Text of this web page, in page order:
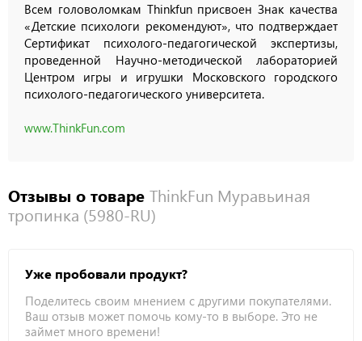
Всем головоломкам Thinkfun присвоен Знак качества
«Детские психологи рекомендуют», что подтверждает
Сертификат психолого-педагогической экспертизы,
проведенной Научно-методической лабораторией
Центром игры и игрушки Московского городского
психолого-педагогического университета.
www.ThinkFun.com
Отзывы о товаре ThinkFun Муравьиная
тропинка (5980-RU)
Уже пробовали продукт?
Поделитесь своим мнением с другими покупателями.
Ваш отзыв может помочь кому-то в выборе. Это не
займет много времени!